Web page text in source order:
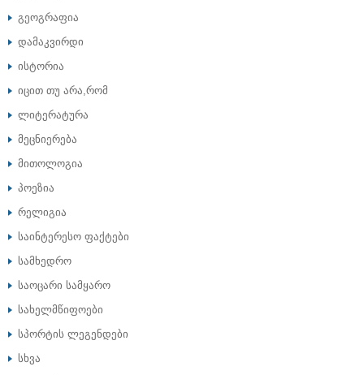
გეოგრაფია
დამაკვირდი
ისტორია
იცით თუ არა,რომ
ლიტერატურა
მეცნიერება
მითოლოგია
პოეზია
რელიგია
საინტერესო ფაქტები
სამხედრო
საოცარი სამყარო
სახელმწიფოები
სპორტის ლეგენდები
სხვა